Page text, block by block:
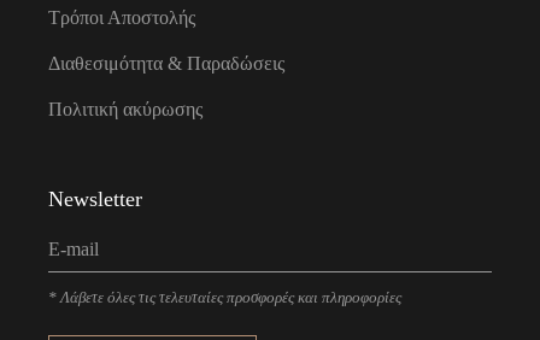
Τρόποι Αποστολής
Διαθεσιμότητα & Παραδώσεις
Πολιτική ακύρωσης
Newsletter
* Λάβετε όλες τις τελευταίες προσφορές και πληροφορίες